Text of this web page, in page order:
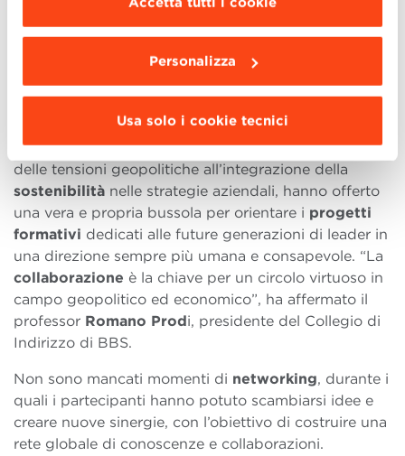
Personalizza
Usa solo i cookie tecnici
luglio presenteremo l’arrivo dell’Università dell’ONU,
del mondo su clima, siccità, povertà”.
programma diworkshopesessioniattive e
coinvolgenti. Gli argomenti trattati, dalla gestione
delle tensioni geopolitiche all’integrazione della
sostenibilità nelle strategie aziendali, hanno offerto
una vera e propria bussola per orientare i progetti
formativi dedicati alle future generazioni di leader in
una direzione sempre più umana e consapevole. “La
collaborazione è la chiave per un circolo virtuoso in
campo geopolitico ed economico”, ha affermato il
professor Romano Prodi, presidente del Collegio di
Indirizzo di BBS.
Non sono mancati momenti di networking, durante i
quali i partecipanti hanno potuto scambiarsi idee e
creare nuove sinergie, con l’obiettivo di costruire una
rete globale di conoscenze e collaborazioni.